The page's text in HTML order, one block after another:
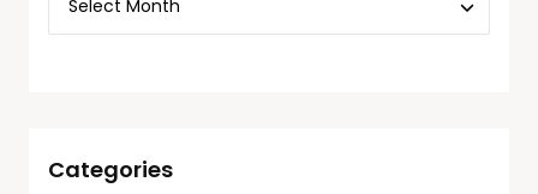
Categories